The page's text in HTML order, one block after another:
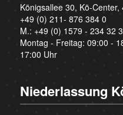
Königsallee 30, Kö-
+49 (0) 211- 876 384 0
M.: +49 (0) 1579 - 234 32
Montag - Freitag: 09:00 -
17:00 Uhr
Niederlassung